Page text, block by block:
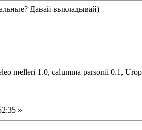
Давай выкладывай)
melleri 1.0, calumma parsonii 0.1,
»